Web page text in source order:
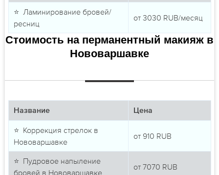
⭐ Ламинирование бровей/
ресниц
от 3030 RUB/месяц
Стоимость на перманентный макияж в
Нововаршавке
Название Цена
⭐ Коррекция стрелок в
Нововаршавке
от 910 RUB
⭐ Пудровое напыление
бровей в Нововаршавке
от 7070 RUB